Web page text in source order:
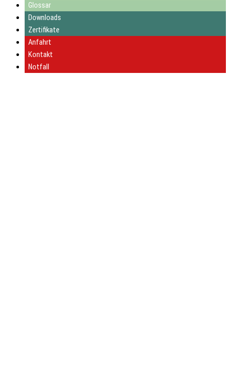
Glossar
Downloads
Zertifikate
Anfahrt
Kontakt
Notfall